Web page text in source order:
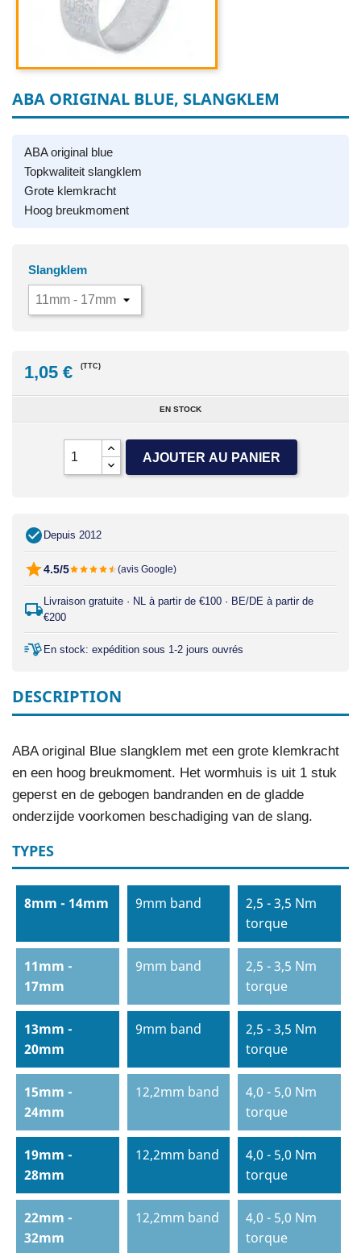
ABA ORIGINAL BLUE, SLANGKLEM
ABA original blue
Topkwaliteit slangklem
Grote klemkracht
Hoog breukmoment
Slangklem
1,05 € (TTC)
EN STOCK
AJOUTER AU PANIER
Depuis 2012
4.5/5 (avis Google)
Livraison gratuite · NL à partir de €100 · BE/DE à partir de
€200
En stock: expédition sous 1-2 jours ouvrés
DESCRIPTION
ABA original Blue slangklem met een grote klemkracht
en een hoog breukmoment. Het wormhuis is uit 1 stuk
geperst en de gebogen bandranden en de gladde
onderzijde voorkomen beschadiging van de slang.
TYPES
8mm - 14mm 9mm band
2,5 - 3,5 Nm
torque
11mm -
17mm
9mm band
2,5 - 3,5 Nm
torque
13mm -
20mm
9mm band
2,5 - 3,5 Nm
torque
15mm -
24mm
12,2mm band
4,0 - 5,0 Nm
torque
19mm -
28mm
12,2mm band
4,0 - 5,0 Nm
torque
22mm -
32mm
12,2mm band
4,0 - 5,0 Nm
torque